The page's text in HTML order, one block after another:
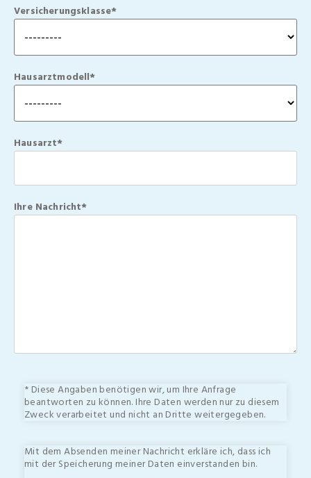
Versicherungsklasse*
Hausarztmodell*
Hausarzt*
Ihre Nachricht*
* Diese Angaben benötigen wir, um Ihre Anfrage
beantworten zu können. Ihre Daten werden nur zu diesem
Zweck verarbeitet und nicht an Dritte weitergegeben.
Mit dem Absenden meiner Nachricht erkläre ich, dass ich
mit der Speicherung meiner Daten einverstanden bin.